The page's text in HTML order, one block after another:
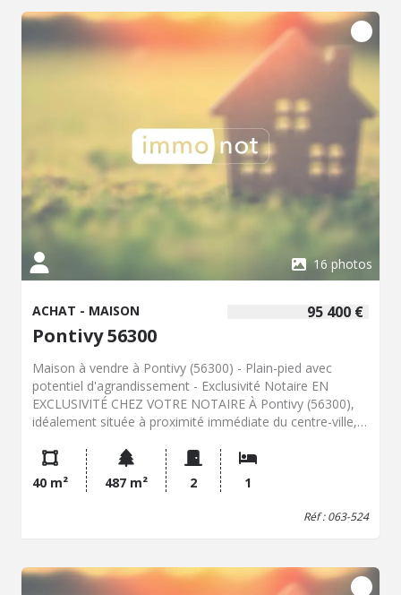
Réf : 05936 - Les informations sur les risques auxquels ce
bien est exposé sont disponibles sur le site Géorisques:
www.georisques.gouv.fr
16 photos
95 400 €
ACHAT - MAISON
Pontivy 56300
Maison à vendre à Pontivy (56300) - Plain-pied avec
potentiel d'agrandissement - Exclusivité Notaire EN
EXCLUSIVITÉ CHEZ VOTRE NOTAIRE À Pontivy (56300),
idéalement située à proximité immédiate du centre-ville,
de plain-pied à rénover, offrant un beau potentiel
d'évolution et d'agrandissement. Une opportunité idéale
pour un premier achat, un investissement locatif ou un
projet de rénovation. Construite en 1975, cette maison
équipée d'un insert ; Une cuisine ; Une grande chambre
avec salle d'eau et WC privatifs, facilement divisible en
40 m² 487 m² 2 1
Réf : 063-524